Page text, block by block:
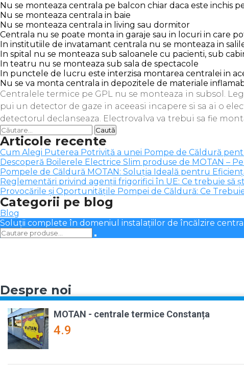
Nu se monteaza centrala pe balcon chiar daca este inchis
Nu se monteaza centrala in baie
Nu se monteaza centrala in living sau dormitor
Centrala nu se poate monta in garaje sau in locuri in care
In institutiile de invatamant centrala nu se monteaza in
In spital nu se monteaza sub saloanele cu pacienti, sub
In teatru nu se monteaza sub sala de spectacole
In punctele de lucru este interzisa montarea centralei in
Nu se va monta centrala in depozitele de materiale
Centralele termice pe GPL nu se monteaza in subsol.
pui un detector de gaze in aceeasi incapere si sa ai o
detectorul declanseaza. Electrovalva va trebui sa fie
Caută
după:
Articole recente
Cum Alegi Puterea Potrivită a unei Pompe de Căldură
Descoperă Boilerele Electrice Slim produse de MOTAN –
Pompele de Căldură MOTAN: Soluția Ideală pentru
Reglementări privind agenții frigorifici în UE: Ce trebuie să
Provocările și Oportunitățile Pompei de Căldură: Ce
Categorii pe blog
Blog
Soluții complete în domeniul instalațiilor de încălzire
Despre noi
MOTAN - centrale termice Constanța
4.9